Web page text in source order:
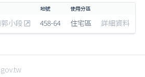
小段 458-64 住宅區 詳細資料